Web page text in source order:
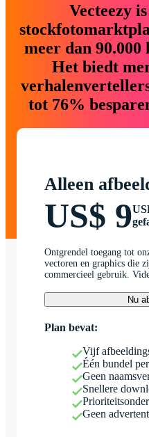
Vecteezy
meer dan
Het biedt
tot 76%
Alleen
US$ 9
Ontgrendel toegang tot
vectoren en graphics die
commercieel gebruik.
Nu
Plan bevat:
Vijf
Één bundel
Geen
Snellere
Geen